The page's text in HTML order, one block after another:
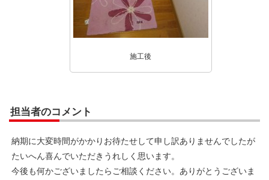
施工後
担当者のコメント
納期に大変時間がかかりお待たせして申し訳ありませんでしたが
たいへん喜んでいただきうれしく思います。
今後も何かございましたらご相談ください。ありがとうございま